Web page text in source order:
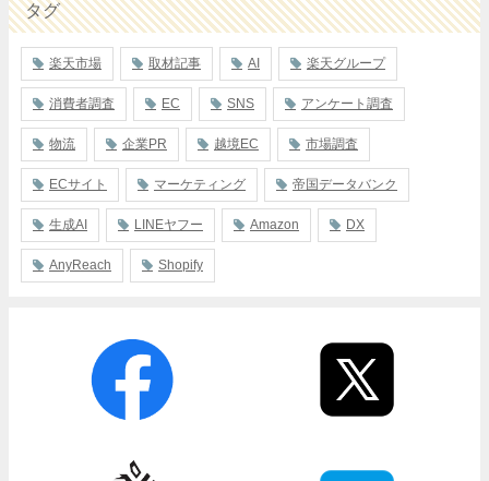
タグ
楽天市場 取材記事 AI 楽天グループ
消費者調査 EC SNS アンケート調査
物流 企業PR 越境EC 市場調査
ECサイト マーケティング 帝国データバンク
生成AI LINEヤフー Amazon DX
AnyReach Shopify